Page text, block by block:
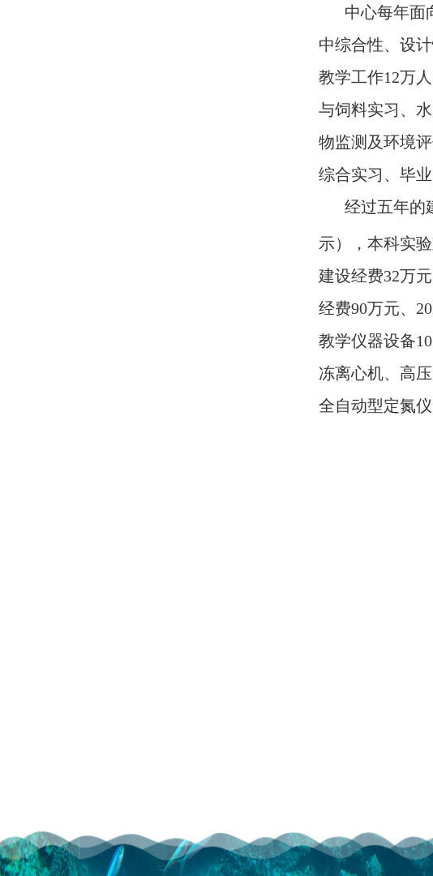
中心每年面
中综合性、设
教学工作12万
与饲料实习、
物监测及环境
综合实习、毕业
经过五年的
示），本科实
建设经费32万元
经费90万元、
教学仪器设备
冻离心机、高压
全自动型定氮